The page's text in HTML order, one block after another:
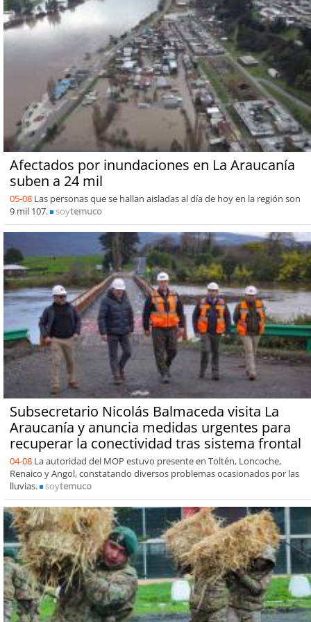
Afectados por inundaciones en La Araucanía
suben a 24 mil
05-08 Las personas que se hallan aisladas al día de hoy en la región son
9 mil 107.
soytemuco
Subsecretario Nicolás Balmaceda visita La
Araucanía y anuncia medidas urgentes para
recuperar la conectividad tras sistema frontal
04-08 La autoridad del MOP estuvo presente en Toltén, Loncoche,
Renaico y Angol, constatando diversos problemas ocasionados por las
lluvias.
soytemuco